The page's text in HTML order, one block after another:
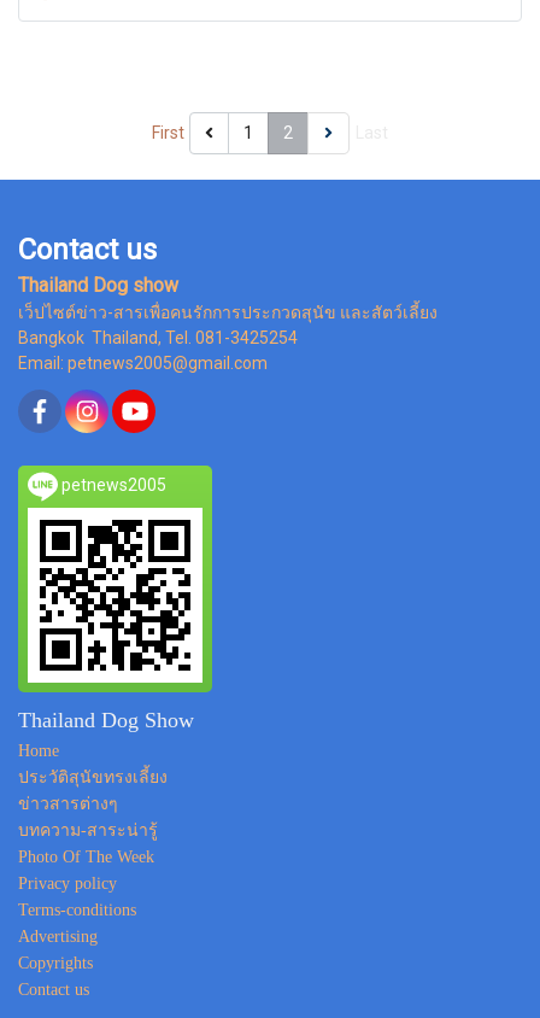
First 1 2
Contact us
Thailand Dog show
เว็ปไซต์ข่าว-สารเพื่อคนรักการประกวดสุนัข และสัตว์เลี้ยง
Bangkok Thailand, Tel. 081-3425254
Email: petnews2005@gmail.com
petnews2005
Thailand Dog Show
Home
ประวัติสุนัขทรงเลี้ยง
ข่าวสารต่างๆ
บทความ-สาระน่ารู้
Photo Of The Week
Privacy policy
Terms-conditions
Advertising
Copyrights
Contact us